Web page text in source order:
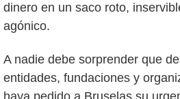
dinero en un saco roto,
agónico.
A nadie debe sorprender que
entidades, fundaciones y